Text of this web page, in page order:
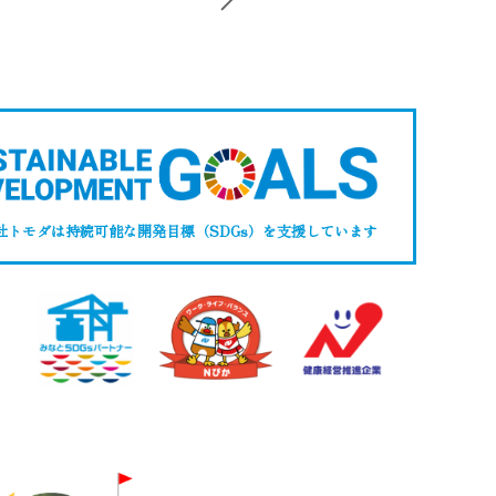
トモダは持続可能な開発目標（SDGs） を支援しています